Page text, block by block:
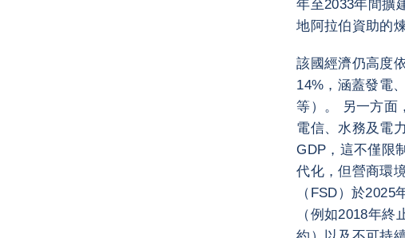
年至2033年間擴
地阿拉伯資助的
該國經濟仍高度
14%，涵蓋發電
等）。 另一方面
電信、水務及電
GDP，這不僅限
代化，但營商環
（FSD）於
（例如2018年